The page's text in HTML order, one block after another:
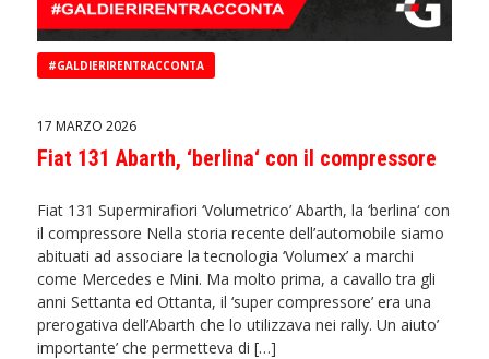
#GALDIERIRENTRACCONTA
17 MARZO 2026
Fiat 131 Abarth, ‘berlina‘ con il compressore
Fiat 131 Supermirafiori ‘Volumetrico’ Abarth, la ‘berlina‘ con
il compressore Nella storia recente dell’automobile siamo
abituati ad associare la tecnologia ‘Volumex’ a marchi
come Mercedes e Mini. Ma molto prima, a cavallo tra gli
anni Settanta ed Ottanta, il ‘super compressore’ era una
prerogativa dell’Abarth che lo utilizzava nei rally. Un aiuto’
importante’ che permetteva di […]